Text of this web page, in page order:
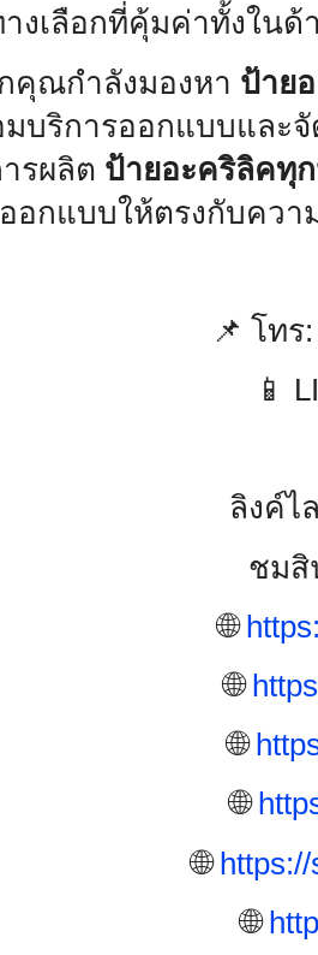
งเลือกที่คุ้มค่าทั้งในด้
คุณกำลังมองหา ป้าย
บริการออกแบบและ
รผลิต ป้ายอะคริลิคทุ
ออกแบบให้ตรงกับควา
📌 โทร
📱
ลิงค์
ชมสิ
🌐
🌐
🌐
🌐
🌐https://
🌐